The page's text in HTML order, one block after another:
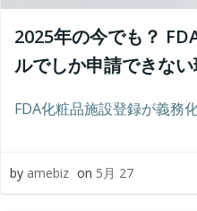
2025年の今でも？
ルでしか申請できな
FDA化粧品施設登録が義務
by amebiz on 5月 27